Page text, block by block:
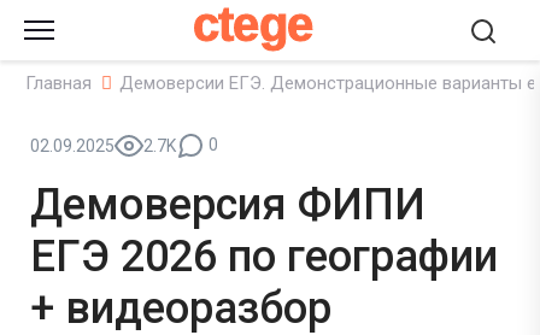
ctege
Главная Демоверсии ЕГЭ. Демонстрационные варианты
02.09.2025 2.7K 0
Демоверсия ФИПИ
ЕГЭ 2026 по географии
+ видеоразбор